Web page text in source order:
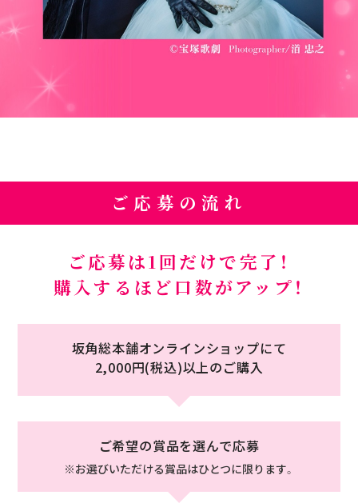
ご応募の流れ
ご応募は1回だけで完了！
購入するほど口数がアップ！
坂角総本舗オンラインショップにて
2,000円(税込)以上のご購入
ご希望の賞品を選んで応募
※お選びいただける賞品はひとつに限ります。